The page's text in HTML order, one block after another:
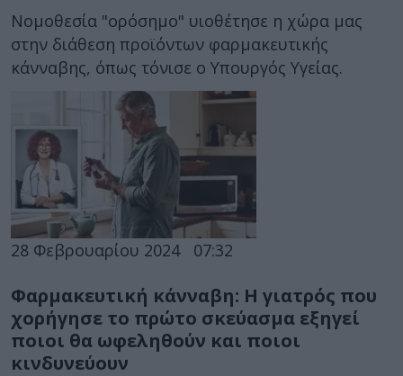
Νομοθεσία "ορόσημο" υιοθέτησε η χώρα μας
στην διάθεση προϊόντων φαρμακευτικής
κάνναβης, όπως τόνισε ο Υπουργός Υγείας.
28 Φεβρουαρίου 2024 07:32
Φαρμακευτική κάνναβη: Η γιατρός που
χορήγησε το πρώτο σκεύασμα εξηγεί
ποιοι θα ωφεληθούν και ποιοι
κινδυνεύουν